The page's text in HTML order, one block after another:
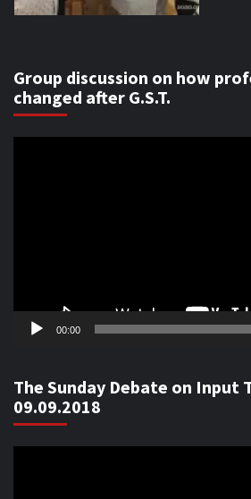
Group discussion on how
changed after G.S.T.
00:00
The Sunday Debate on Input
09.09.2018